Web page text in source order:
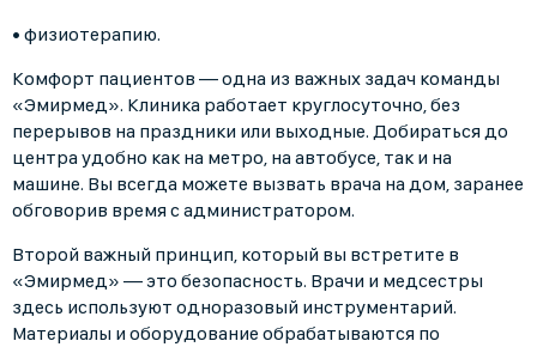
• физиотерапию.
Комфорт пациентов — одна из важных задач команды
«Эмирмед». Клиника работает круглосуточно, без
перерывов на праздники или выходные. Добираться до
центра удобно как на метро, на автобусе, так и на
машине. Вы всегда можете вызвать врача на дом, заранее
обговорив время с администратором.
Второй важный принцип, который вы встретите в
«Эмирмед» — это безопасность. Врачи и медсестры
здесь используют одноразовый инструментарий.
Материалы и оборудование обрабатываются по